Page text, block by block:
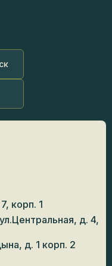
(1
временного
(1
13600
корп. 1
д. 4,
д. 1 корп. 2